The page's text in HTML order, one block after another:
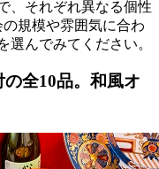
、それぞれ異なる個性
規模や雰囲気に合わ
選んでみてください。
の全10品。和風オ